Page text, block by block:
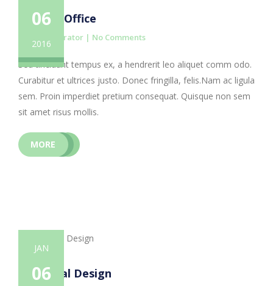
06
2016
Modern Office
By administrator | No Comments
Sed tincidunt tempus ex, a hendrerit leo aliquet comm odo.
Curabitur et ultrices justo. Donec fringilla, felis.Nam ac ligula
sem. Proin imperdiet pretium consequat. Quisque non sem
sit amet risus mollis.
MORE
JAN
06
Industrial Design